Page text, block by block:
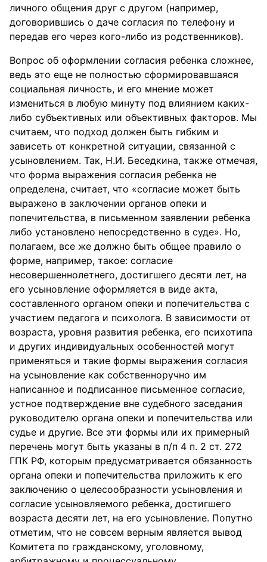
личного общения друг с другом (например,
договорившись о даче согласия по телефону и
передав его через кого-либо из родственников).
Вопрос об оформлении согласия ребенка сложнее,
ведь это еще не полностью сформировавшаяся
социальная личность, и его мнение может
измениться в любую минуту под влиянием каких-
либо субъективных или объективных факторов. Мы
считаем, что подход должен быть гибким и
зависеть от конкретной ситуации, связанной с
усыновлением. Так, Н.И. Беседкина, также отмечая,
что форма выражения согласия ребенка не
определена, считает, что «согласие может быть
выражено в заключении органов опеки и
попечительства, в письменном заявлении ребенка
либо установлено непосредственно в суде». Но,
полагаем, все же должно быть общее правило о
форме, например, такое: согласие
несовершеннолетнего, достигшего десяти лет, на
его усыновление оформляется в виде акта,
составленного органом опеки и попечительства с
участием педагога и психолога. В зависимости от
возраста, уровня развития ребенка, его психотипа
и других индивидуальных особенностей могут
применяться и такие формы выражения согласия
на усыновление как собственноручно им
написанное и подписанное письменное согласие,
устное подтверждение вне судебного заседания
руководителю органа опеки и попечительства или
судье и другие. Все эти формы или их примерный
перечень могут быть указаны в п/п 4 п. 2 ст. 272
ГПК РФ, которым предусматривается обязанность
органа опеки и попечительства приложить к его
заключению о целесообразности усыновления и
согласие усыновляемого ребенка, достигшего
возраста десяти лет, на его усыновление. Попутно
отметим, что не совсем верным является вывод
Комитета по гражданскому, уголовному,